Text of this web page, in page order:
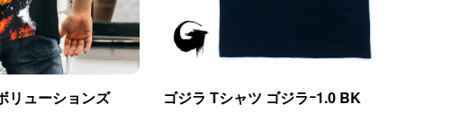
リューションズ ゴジラ Tシャツ ゴジラｰ1.0 BK